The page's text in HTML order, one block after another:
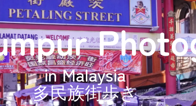
in Malaysia
多民族街歩き